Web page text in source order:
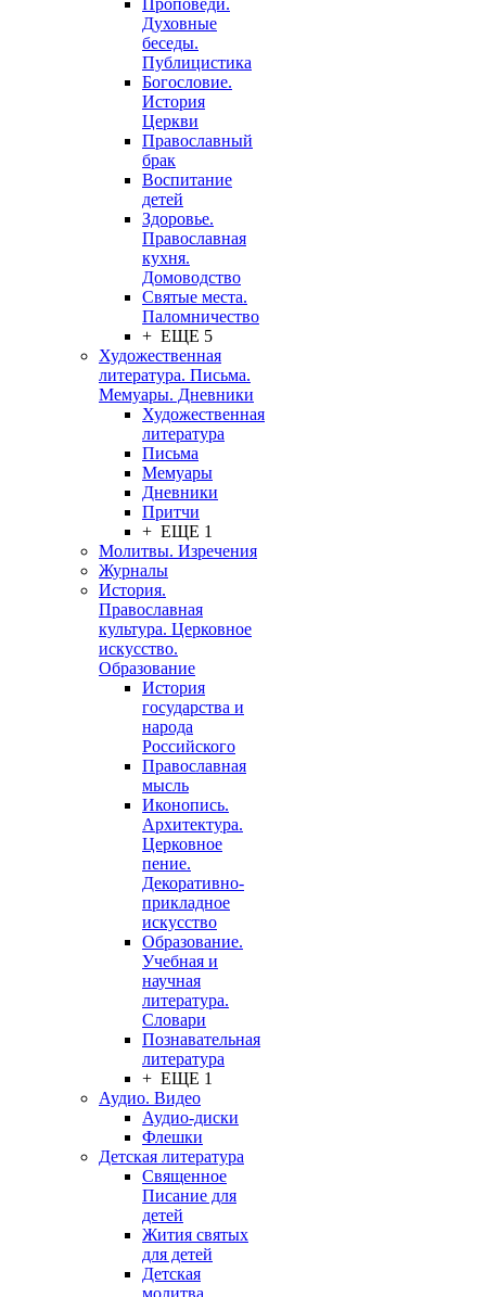
Проповеди.
Духовные
беседы.
Публицистика
Богословие.
История
Церкви
Православный
брак
Воспитание
детей
Здоровье.
Православная
кухня.
Домоводство
Святые места.
Паломничество
+ ЕЩЕ 5
Художественная
литература. Письма.
Мемуары. Дневники
Художественная
литература
Письма
Мемуары
Дневники
Притчи
+ ЕЩЕ 1
Молитвы. Изречения
Журналы
История.
Православная
культура. Церковное
искусство.
Образование
История
государства и
народа
Российского
Православная
мысль
Иконопись.
Архитектура.
Церковное
пение.
Декоративно-
прикладное
искусство
Образование.
Учебная и
научная
литература.
Словари
Познавательная
литература
+ ЕЩЕ 1
Аудио. Видео
Аудио-диски
Флешки
Детская литература
Священное
Писание для
детей
Жития святых
для детей
Детская
молитва